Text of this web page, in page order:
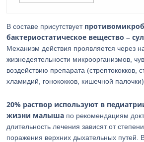
В составе присутствует
бактериостатическое вещество –
Механизм действия проявляется через
жизнедеятельности микроорганизмов,
воздействию препарата (стрептококков,
хламидий, гонококков, кишечной палочки).
20% раствор используют в
жизни малыша по рекомендациям
длительность лечения зависят от
поражения верхних дыхательных путей.